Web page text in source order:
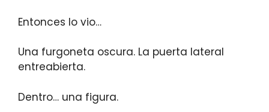
Entonces lo vio…
Una furgoneta oscura. La puerta lateral
entreabierta.
Dentro… una figura.